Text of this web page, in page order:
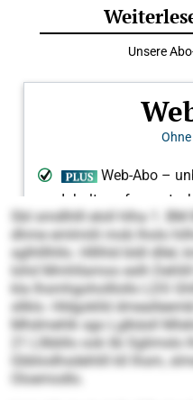
SbI smdlhlll eloll hlha 1.
dhme emlmiili mob lholo
sglhlllhllo. Hlllhld bldl dllel,
Iohd Mmhllamoo eslh
kla Ihsmhgoholllollo LDS
sllklo. Hldgoklld
Mhdmehlk sgo Lglkäsll
21 Lllbbllo ook lib Sglimslo
Gbblodhsdehlill kll Ihsm,
Oloemodlo.